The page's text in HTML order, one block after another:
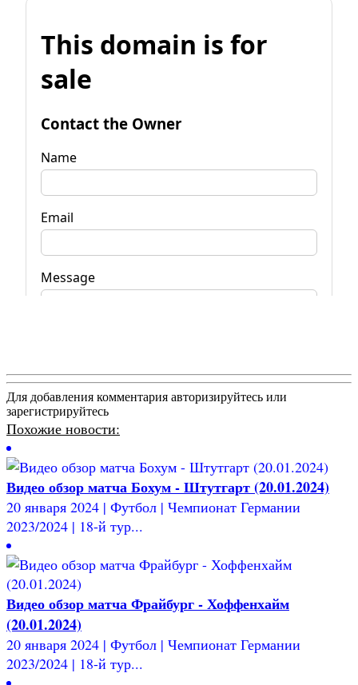
Для добавления комментария авторизируйтесь или
зарегистрируйтесь
Похожие новости:
Видео обзор матча Бохум - Штутгарт (20.01.2024)
20 января 2024 | Футбол | Чемпионат Германии
2023/2024 | 18-й тур...
Видео обзор матча Фрайбург - Хоффенхайм
(20.01.2024)
20 января 2024 | Футбол | Чемпионат Германии
2023/2024 | 18-й тур...